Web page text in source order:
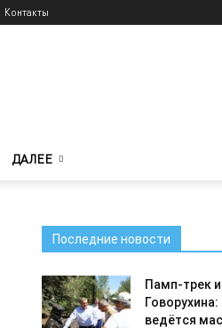
Контакты
ДАЛЕЕ
Последние новости
Памп-трек
ведётся